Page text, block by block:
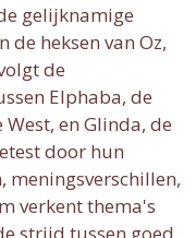
gelijknamige
de heksen van Oz,
de
Elphaba, de
en Glinda, de
door hun
meningsverschillen,
verkent thema's
strijd tussen goed